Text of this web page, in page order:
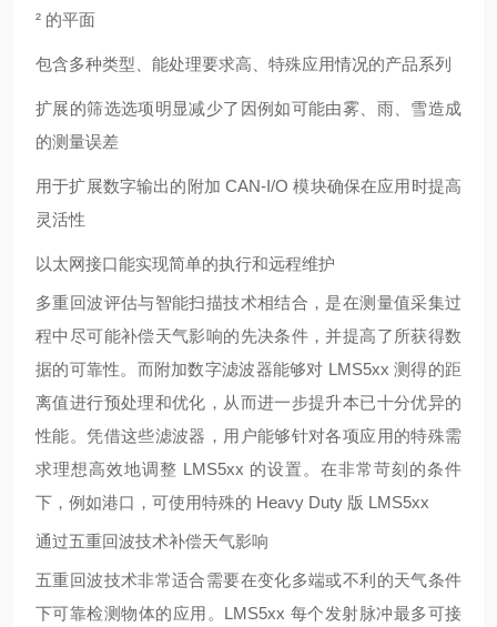
² 的平面
包含多种类型、能处理要求高、特殊应用情况的产品系列
扩展的筛选选项明显减少了因例如可能由雾、雨、雪造成
的测量误差
用于扩展数字输出的附加 CAN-I/O 模块确保在应用时提高
灵活性
以太网接口能实现简单的执行和远程维护
多重回波评估与智能扫描技术相结合，是在测量值采集过
程中尽可能补偿天气影响的先决条件，并提高了所获得数
据的可靠性。而附加数字滤波器能够对 LMS5xx 测得的距
离值进行预处理和优化，从而进一步提升本已十分优异的
性能。凭借这些滤波器，用户能够针对各项应用的特殊需
求理想高效地调整 LMS5xx 的设置。在非常苛刻的条件
下，例如港口，可使用特殊的 Heavy Duty 版 LMS5xx
通过五重回波技术补偿天气影响
五重回波技术非常适合需要在变化多端或不利的天气条件
下可靠检测物体的应用。 LMS5xx 每个发射脉冲最多可接